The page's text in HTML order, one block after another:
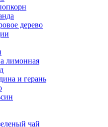
дерево
лимонная
и герань
чай